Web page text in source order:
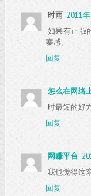
时雨 2011
如果有正版
寨感。
回复
怎么在网络
时最短的好
回复
网赚平台
我也觉得这
回复